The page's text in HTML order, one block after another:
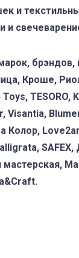
и
Кроше,
TESORO,
Visantia,